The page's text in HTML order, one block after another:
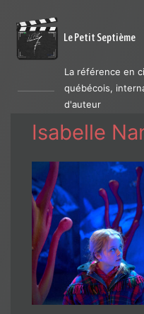
Le Petit Septième
La référence en
québécois,
d'auteur
Isabelle